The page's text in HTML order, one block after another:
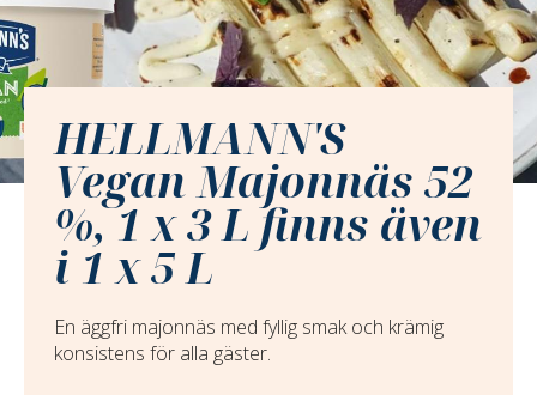
HELLMANN'S
Vegan Majonnäs 52
%, 1 x 3 L finns även
i 1 x 5 L
En äggfri majonnäs med fyllig smak och krämig
konsistens för alla gäster.